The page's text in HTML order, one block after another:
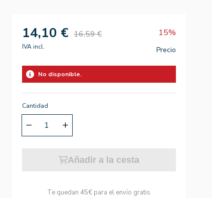
14,10 € 16,59 € 15%
IVA incl. Precio
No disponible.
Cantidad
Añadir a la cesta
Te quedan 45€ para el envío gratis